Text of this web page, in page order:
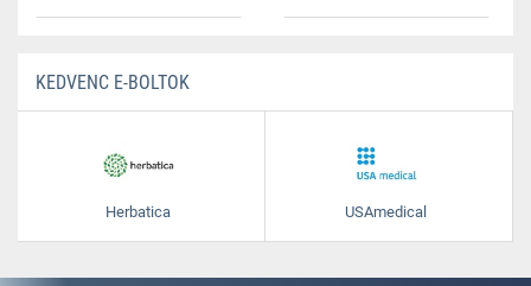
KEDVENC E-BOLTOK
Herbatica USAmedical